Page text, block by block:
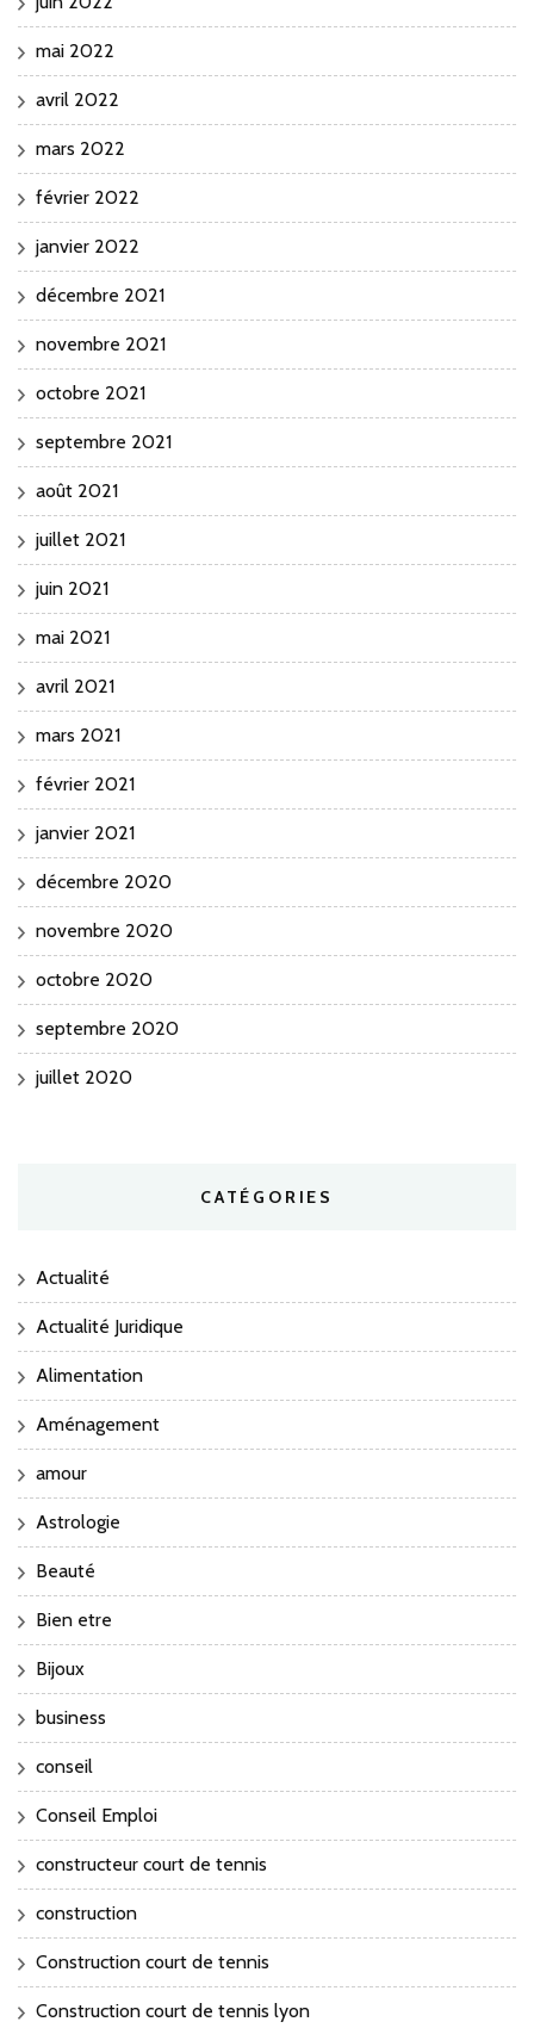
mai 2022
avril 2022
mars 2022
février 2022
janvier 2022
décembre 2021
novembre 2021
octobre 2021
septembre 2021
août 2021
juillet 2021
juin 2021
mai 2021
avril 2021
mars 2021
février 2021
janvier 2021
décembre 2020
novembre 2020
octobre 2020
septembre 2020
juillet 2020
CATÉGORIES
Actualité
Actualité Juridique
Alimentation
Aménagement
amour
Astrologie
Beauté
Bien etre
Bijoux
business
conseil
Conseil Emploi
constructeur court de tennis
construction
Construction court de tennis
Construction court de tennis lyon